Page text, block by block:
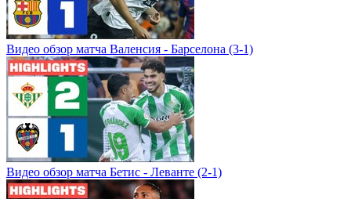
Видео обзор матча Валенсия - Барселона (3-1)
Видео обзор матча Бетис - Леванте (2-1)